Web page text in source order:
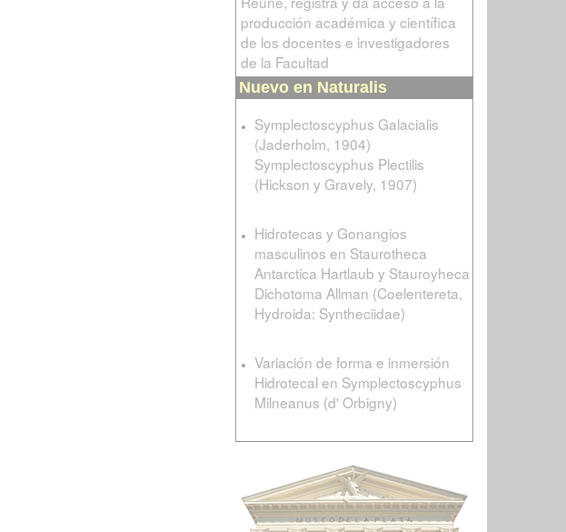
producción académica y científica
de los docentes e investigadores
de la Facultad
Nuevo en Naturalis
Symplectoscyphus Galacialis
(Jaderholm, 1904)
Symplectoscyphus Plectilis
(Hickson y Gravely, 1907)
Hidrotecas y Gonangios
masculinos en Staurotheca
Antarctica Hartlaub y Stauroyheca
Dichotoma Allman (Coelentereta,
Hydroida: Syntheciidae)
Variación de forma e inmersión
Hidrotecal en Symplectoscyphus
Milneanus (d' Orbigny)